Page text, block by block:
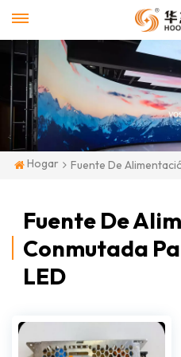
Hogar Fuente De
Fuente De
Conmutada
LED